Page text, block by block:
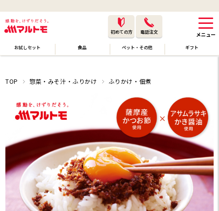
初めての方 電話注文
お試しセット 食品 ペット・その他 ギフト
TOP 惣菜・みそ汁・ふりかけ ふりかけ・佃煮